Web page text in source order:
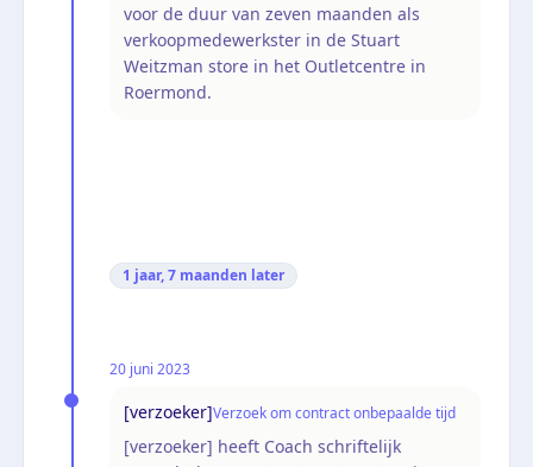
voor de duur van zeven maanden als
verkoopmedewerkster in de Stuart
Weitzman store in het Outletcentre in
Roermond.
1 jaar, 7 maanden later
20 juni 2023
[verzoeker]Verzoek om contract onbepaalde tijd
[verzoeker] heeft Coach schriftelijk